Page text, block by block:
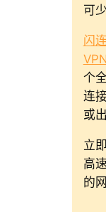
可
闪
个
连
或
立
高
的